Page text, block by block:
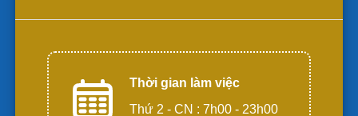
Thời gian làm việc
Thứ 2 - CN : 7h00 - 23h00